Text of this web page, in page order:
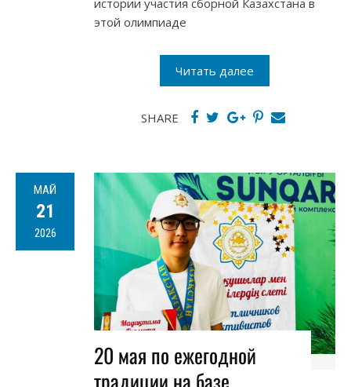
истории участия сборной Казахстана в
этой олимпиаде
Читать далее
SHARE
МАЙ
21
2026
20 мая по ежегодной